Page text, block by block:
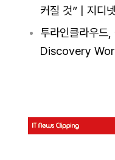
커질 것” | 지디
투라인클라우드
Discovery